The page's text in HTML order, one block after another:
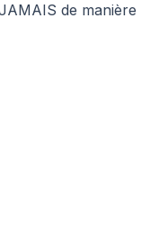
de manière